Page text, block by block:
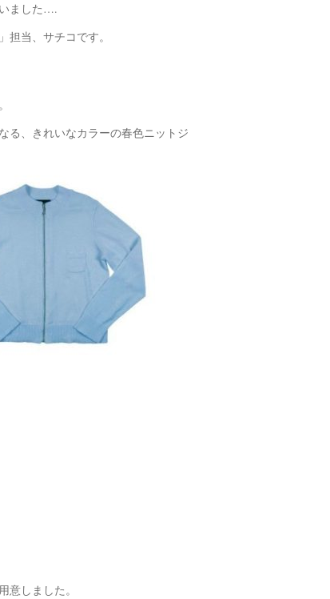
ました….
当、サチコです。
る、きれいなカラーの春色ニットジ
しました。